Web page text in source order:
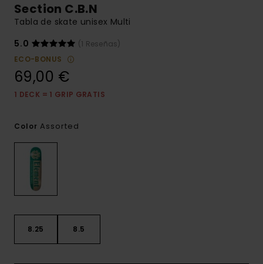
Section C.B.N
Tabla de skate unisex Multi
5.0
(1 Reseñas)
ECO-BONUS
69,00 €
1 DECK = 1 GRIP GRATIS
Color Assorted
8.25 8.5